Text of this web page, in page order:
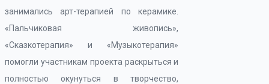
занимались арт-терапией по керамике.
«Пальчиковая живопись»,
«Сказкотерапия» и «Музыкотерапия»
помогли участникам проекта раскрыться и
полностью окунуться в творчество,